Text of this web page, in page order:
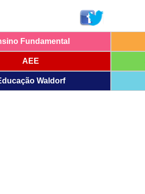
Fundamental
AEE
Waldorf